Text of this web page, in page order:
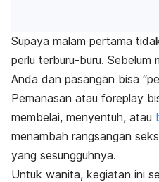
Supaya malam pertama
perlu terburu-buru. Sebelum
Anda dan pasangan bisa
Pemanasan atau foreplay
membelai, menyentuh, atau
menambah rangsangan
yang sesungguhnya.
Untuk wanita, kegiatan ini